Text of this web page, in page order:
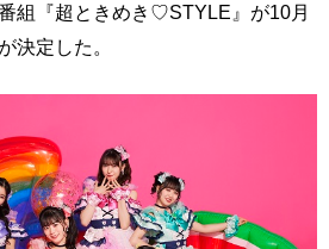
組『超ときめき♡STYLE』が10月
決定した。